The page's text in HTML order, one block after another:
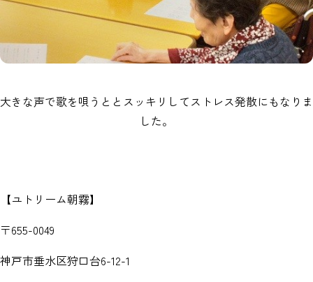
大きな声で歌を唄うととスッキリしてストレス発散にもなりま
した。
【ユトリーム朝霧】
〒655-0049
神戸市垂水区狩口台6-12-1